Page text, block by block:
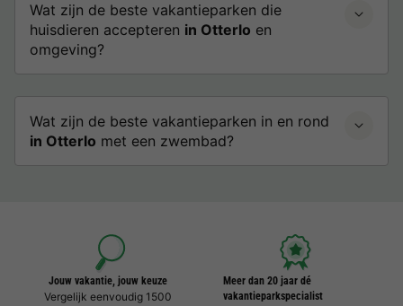
Wat zijn de beste vakantieparken die
huisdieren accepteren in Otterlo en
omgeving?
Wat zijn de beste vakantieparken in en rond
in Otterlo met een zwembad?
Jouw vakantie, jouw keuze
Vergelijk eenvoudig 1500
Meer dan 20 jaar dé
vakantieparkspecialist